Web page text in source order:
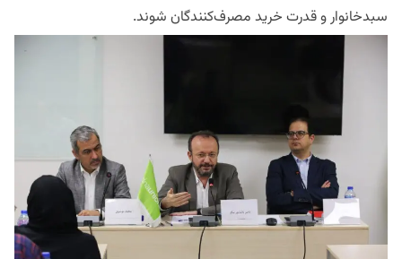
سبدخانوار و قدرت خرید مصرف‌کنندگان شوند.